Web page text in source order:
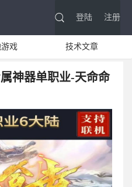
登陆 注册
戏 技术文章
神器单职业-天命命